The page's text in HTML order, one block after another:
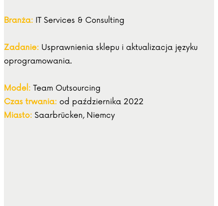
Branża: IT Services & Consulting
Zadanie: Usprawnienia sklepu i aktualizacja języku
oprogramowania.
Model: Team Outsourcing
Czas trwania: od października 2022
Miasto: Saarbrücken, Niemcy